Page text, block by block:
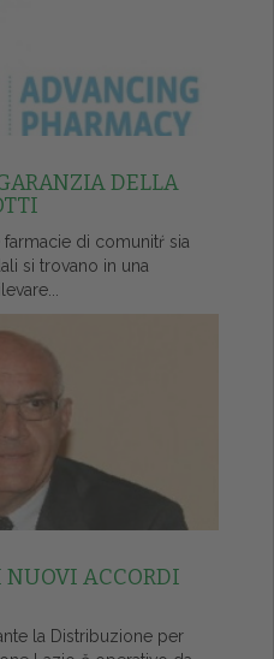
DELLA
farmacie di comunitŕ sia
si trovano in una
NUOVI ACCORDI
la Distribuzione per